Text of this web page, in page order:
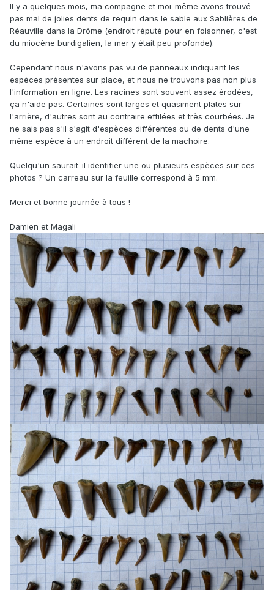
Il y a quelques mois, ma compagne et moi-même avons trouvé
pas mal de jolies dents de requin dans le sable aux Sablières de
Réauville dans la Drôme (endroit réputé pour en foisonner, c'est
du miocène burdigalien, la mer y était peu profonde).
Cependant nous n'avons pas vu de panneaux indiquant les
espèces présentes sur place, et nous ne trouvons pas non plus
l'information en ligne. Les racines sont souvent assez érodées,
ça n'aide pas. Certaines sont larges et quasiment plates sur
l'arrière, d'autres sont au contraire effilées et très courbées. Je
ne sais pas s'il s'agit d'espèces différentes ou de dents d'une
même espèce à un endroit différent de la machoire.
Quelqu'un saurait-il identifier une ou plusieurs espèces sur ces
photos ? Un carreau sur la feuille correspond à 5 mm.
Merci et bonne journée à tous !
Damien et Magali